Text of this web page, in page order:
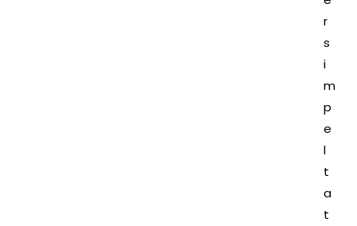
r
s
i
m
p
e
l
t
a
t